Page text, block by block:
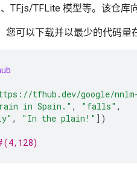
TF.js/TFLite 模型等。该仓库
您可以下载并以最少的代码量
tfhub.dev/google/nnlm-
in Spain." , "falls" ,
, "In the plain!" ])